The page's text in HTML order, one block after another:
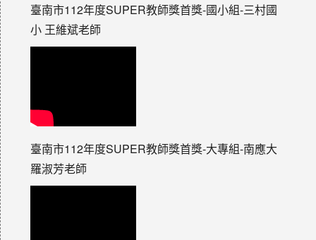
臺南市112年度SUPER教師獎首獎-國小組-三村國
小 王維斌老師
臺南市112年度SUPER教師獎首獎-大專組-南應大
羅淑芳老師